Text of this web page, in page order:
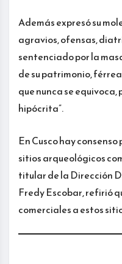
Además expresó su
agravios, ofensas,
sentenciado por la
de su patrimonio,
que nunca se
hipócrita”.
En Cusco hay
sitios arqueológicos
titular de la Dirección
Fredy Escobar, refirió
comerciales a estos